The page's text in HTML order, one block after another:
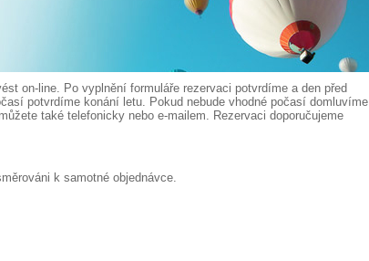
on-line. Po vyplnění formuláře rezervaci potvrdíme a den před
potvrdíme konání letu. Pokud nebude vhodné počasí domluvíme
také telefonicky nebo e-mailem. Rezervaci doporučujeme
k samotné objednávce.